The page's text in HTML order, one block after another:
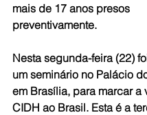
mais de 17 anos presos
preventivamente.
Nesta segunda-feira (22)
um seminário no Palácio
em Brasília, para marcar a
CIDH ao Brasil. Esta é a